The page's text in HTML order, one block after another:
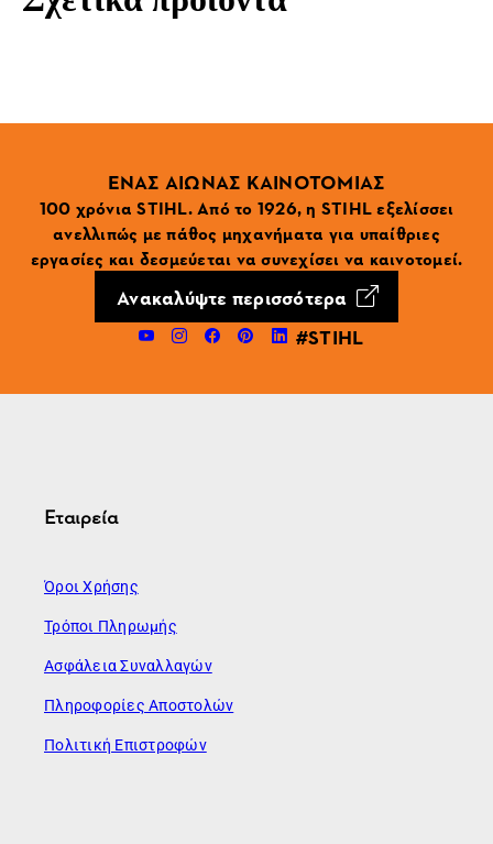
ΕΝΑΣ ΑΙΩΝΑΣ ΚΑΙΝΟΤΟΜΙΑΣ
100 χρόνια STIHL. Από το 1926, η STIHL εξελίσσει
ανελλιπώς με πάθος μηχανήματα για υπαίθριες
εργασίες και δεσμεύεται να συνεχίσει να καινοτομεί.
Ανακαλύψτε περισσότερα
#STIHL
Εταιρεία
Όροι Χρήσης
Τρόποι Πληρωμής
Ασφάλεια Συναλλαγών
Πληροφορίες Αποστολών
Πολιτική Επιστροφών